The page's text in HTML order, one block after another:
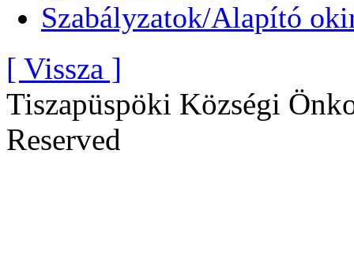
Szabályzatok/Alapító
[ Vissza ]
Tiszapüspöki Községi
Reserved